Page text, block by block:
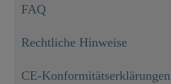
FAQ
Rechtliche Hinweise
CE-Konformitätserklärungen